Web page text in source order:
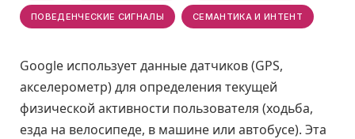
ПОВЕДЕНЧЕСКИЕ СИГНАЛЫ СЕМАНТИКА И ИНТЕНТ
Google использует данные датчиков (GPS,
акселерометр) для определения текущей
физической активности пользователя (ходьба,
езда на велосипеде, в машине или автобусе). Эта